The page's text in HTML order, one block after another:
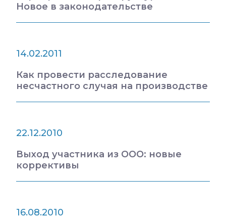
Новое в законодательстве
14.02.2011
Как провести расследование
несчастного случая на производстве
22.12.2010
Выход участника из ООО: новые
коррективы
16.08.2010